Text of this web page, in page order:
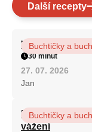
Další recepty
Vláčná olejová
Buchtičky a
30 minut
27. 07. 2026
Jan
Hrnková
vážení
Buchtičky a